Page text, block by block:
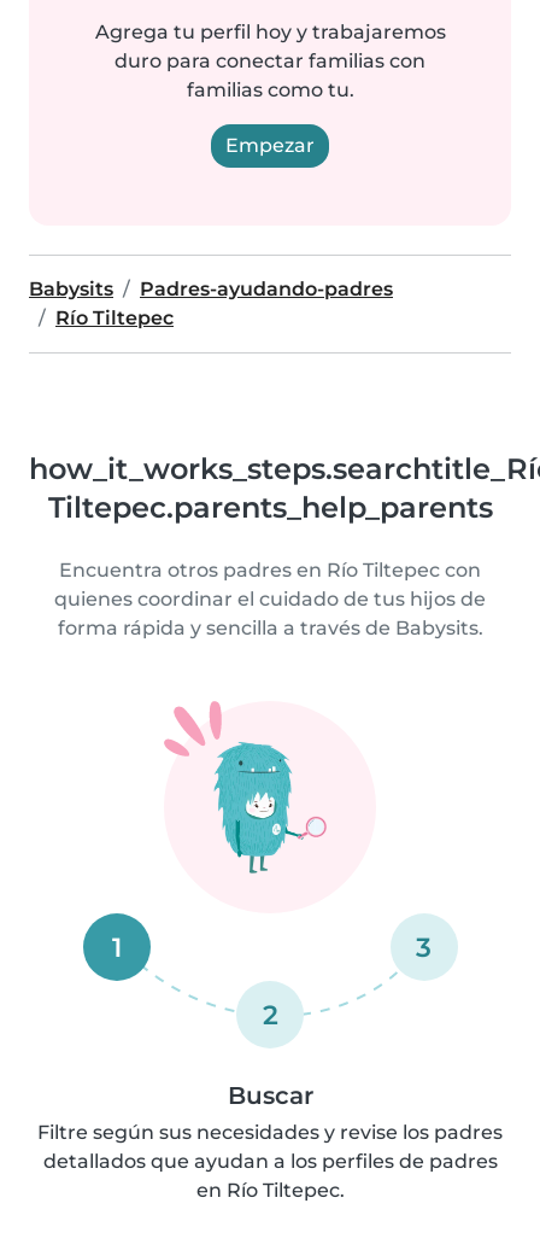
Agrega tu perfil hoy y trabajaremos
duro para conectar familias con
familias como tu.
Empezar
Babysits
Padres-ayudando-padres
Río Tiltepec
Tiltepec.parents_help_parents
Encuentra otros padres en Río Tiltepec con
quienes coordinar el cuidado de tus hijos de
forma rápida y sencilla a través de Babysits.
1
2
3
Buscar
Filtre según sus necesidades y revise los padres
detallados que ayudan a los perfiles de padres
en Río Tiltepec.